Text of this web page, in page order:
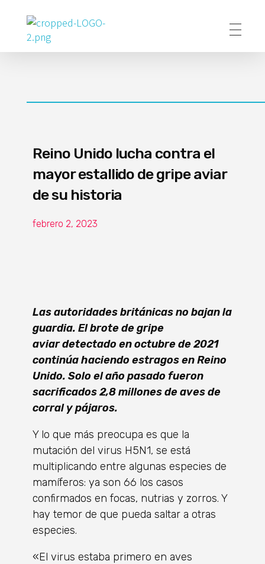
Poder Agropecuario
Reino Unido lucha contra el
mayor estallido de gripe aviar
de su historia
febrero 2, 2023
Las autoridades británicas no bajan la
guardia. El brote de gripe
aviar detectado en octubre de 2021
continúa haciendo estragos en Reino
Unido. Solo el año pasado fueron
sacrificados 2,8 millones de aves de
corral y pájaros.
Y lo que más preocupa es que la
mutación del virus H5N1, se está
multiplicando entre algunas especies de
mamíferos: ya son 66 los casos
confirmados en focas, nutrias y zorros. Y
hay temor de que pueda saltar a otras
especies.
«El virus estaba primero en aves